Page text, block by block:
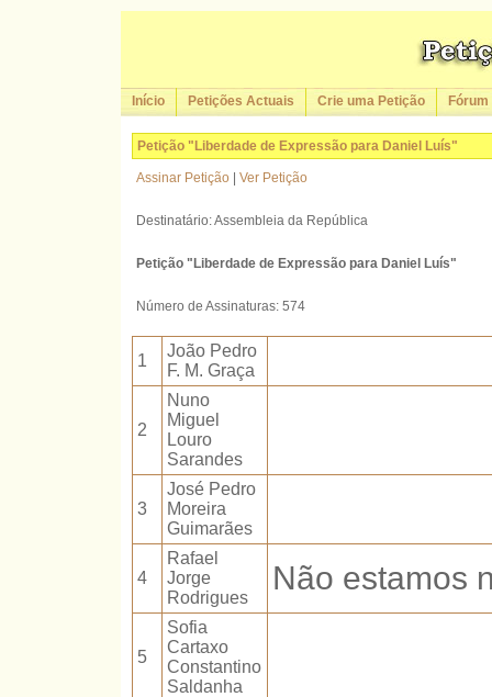
Início Petições Actuais Crie uma Petição Fórum
Petição "Liberdade de Expressão para Daniel Luís"
Assinar Petição Ver Petição
Destinatário: Assembleia da República
Petição "Liberdade de Expressão para Daniel Luís"
Número de Assinaturas: 574
1
João Pedro
F. M. Graça
2
Nuno
Miguel
Louro
Sarandes
3
José Pedro
Moreira
Guimarães
4
Rafael
Jorge
Rodrigues
Não estamos
5
Sofia
Cartaxo
Constantino
Saldanha